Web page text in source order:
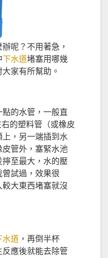
呢？不用著急，
下水道堵塞用哪幾
大家有所幫助。
點的水管，一般直
的塑料管（或橡皮
，另一端插到水
管外，塞緊水池
至最大，水的壓
試過，效果很
大東西堵塞就沒
水道 ，再倒半杯
應後就能去除管